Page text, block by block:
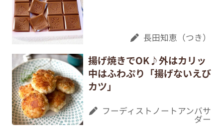
長田知恵（つき）
揚げ焼きでOK♪外はカリッ
中はふわぷり「揚げないえび
カツ」
フーディストノートアンバサ
ダー